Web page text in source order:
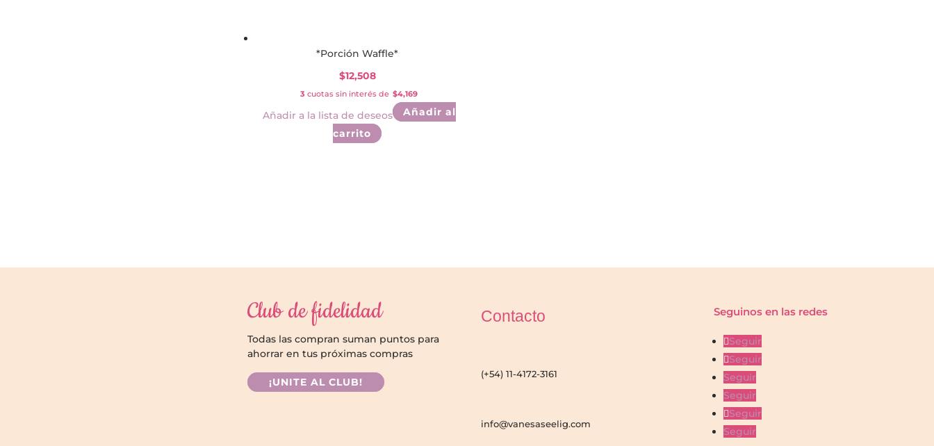
*Porción Waffle*
$12,508
3 cuotas sin interés de $4,169
Añadir a la lista de deseos
Añadir al
carrito
Club de fidelidad
Todas las compran suman puntos para
ahorrar en tus próximas compras
¡UNITE AL CLUB!
Contacto
(+54) 11-4172-3161
info@vanesaseelig.com
Seguinos en las redes
Seguir
Seguir
Seguir
Seguir
Seguir
Seguir